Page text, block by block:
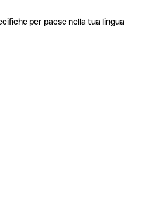
per paese nella tua lingua